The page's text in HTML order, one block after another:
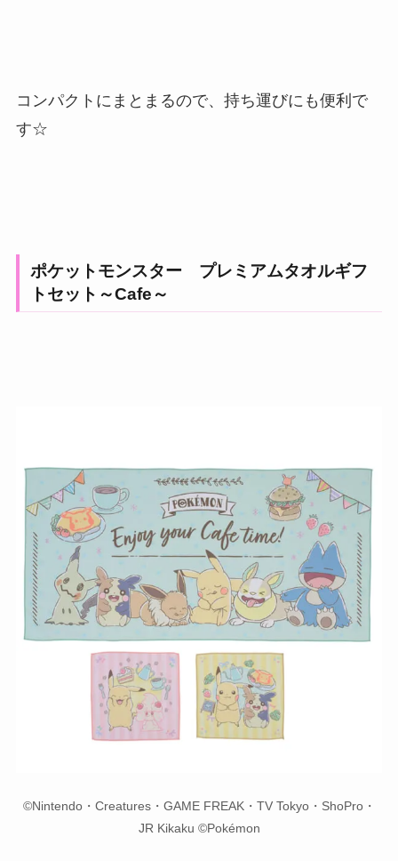
コンパクトにまとまるので、持ち運びにも便利で
す☆
ポケットモンスター プレミアムタオルギフ
トセット～Cafe～
©Nintendo・Creatures・GAME FREAK・TV Tokyo・ShoPro・
JR Kikaku ©Pokémon